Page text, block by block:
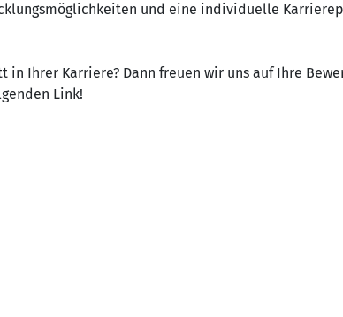
und eine individuelle
Ihrer Karriere? Dann freuen wir uns auf Ihre
Link!